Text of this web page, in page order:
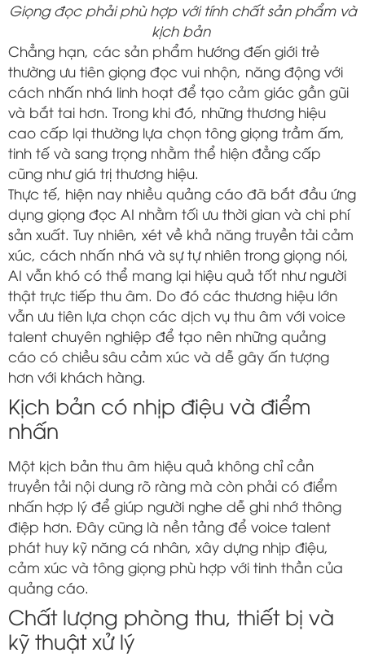
Giọng đọc phải phù hợp với tính chất sản phẩm và
kịch bản
Chẳng hạn, các sản phẩm hướng đến giới trẻ
thường ưu tiên giọng đọc vui nhộn, năng động với
cách nhấn nhá linh hoạt để tạo cảm giác gần gũi
và bắt tai hơn. Trong khi đó, những thương hiệu
cao cấp lại thường lựa chọn tông giọng trầm ấm,
tinh tế và sang trọng nhằm thể hiện đẳng cấp
cũng như giá trị thương hiệu.
Thực tế, hiện nay nhiều quảng cáo đã bắt đầu ứng
dụng giọng đọc AI nhằm tối ưu thời gian và chi phí
sản xuất. Tuy nhiên, xét về khả năng truyền tải cảm
xúc, cách nhấn nhá và sự tự nhiên trong giọng nói,
AI vẫn khó có thể mang lại hiệu quả tốt như người
thật trực tiếp thu âm. Do đó các thương hiệu lớn
vẫn ưu tiên lựa chọn các dịch vụ thu âm với voice
talent chuyên nghiệp để tạo nên những quảng
cáo có chiều sâu cảm xúc và dễ gây ấn tượng
hơn với khách hàng.
Kịch bản có nhịp điệu và điểm
nhấn
Một kịch bản thu âm hiệu quả không chỉ cần
truyền tải nội dung rõ ràng mà còn phải có điểm
nhấn hợp lý để giúp người nghe dễ ghi nhớ thông
điệp hơn. Đây cũng là nền tảng để voice talent
phát huy kỹ năng cá nhân, xây dựng nhịp điệu,
cảm xúc và tông giọng phù hợp với tinh thần của
quảng cáo.
Chất lượng phòng thu, thiết bị và
kỹ thuật xử lý